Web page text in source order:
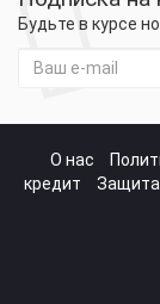
Будьте в курсе
О нас
кредит
Защита